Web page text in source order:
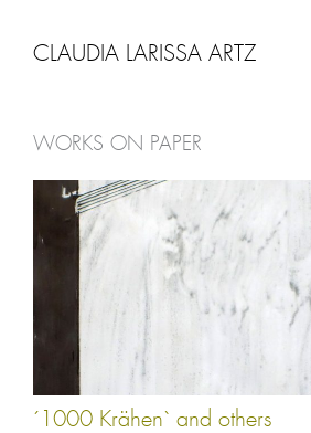
Inhalt
CLAUDIA LARISSA ARTZ
WORKS ON PAPER
´1000 Krähen` and others